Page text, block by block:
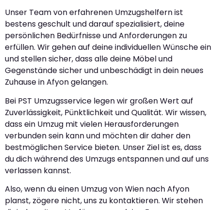
Unser Team von erfahrenen Umzugshelfern ist
bestens geschult und darauf spezialisiert, deine
persönlichen Bedürfnisse und Anforderungen zu
erfüllen. Wir gehen auf deine individuellen Wünsche ein
und stellen sicher, dass alle deine Möbel und
Gegenstände sicher und unbeschädigt in dein neues
Zuhause in Afyon gelangen.
Bei PST Umzugsservice legen wir großen Wert auf
Zuverlässigkeit, Pünktlichkeit und Qualität. Wir wissen,
dass ein Umzug mit vielen Herausforderungen
verbunden sein kann und möchten dir daher den
bestmöglichen Service bieten. Unser Ziel ist es, dass
du dich während des Umzugs entspannen und auf uns
verlassen kannst.
Also, wenn du einen Umzug von Wien nach Afyon
planst, zögere nicht, uns zu kontaktieren. Wir stehen